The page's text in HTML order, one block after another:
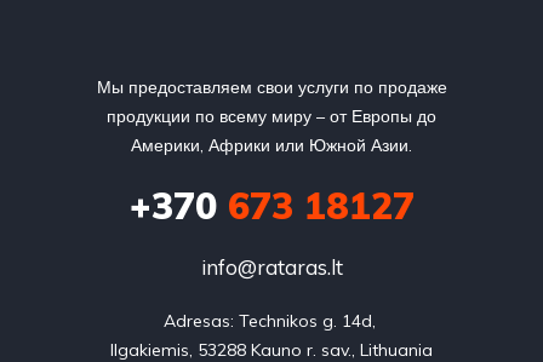
Мы предоставляем свои услуги по продаже
продукции по всему миру – от Европы до
Америки, Африки или Южной Азии.
+370673 18127
info@rataras.lt
Adresas: Technikos g. 14d,
Ilgakiemis, 53288 Kauno r. sav., Lithuania